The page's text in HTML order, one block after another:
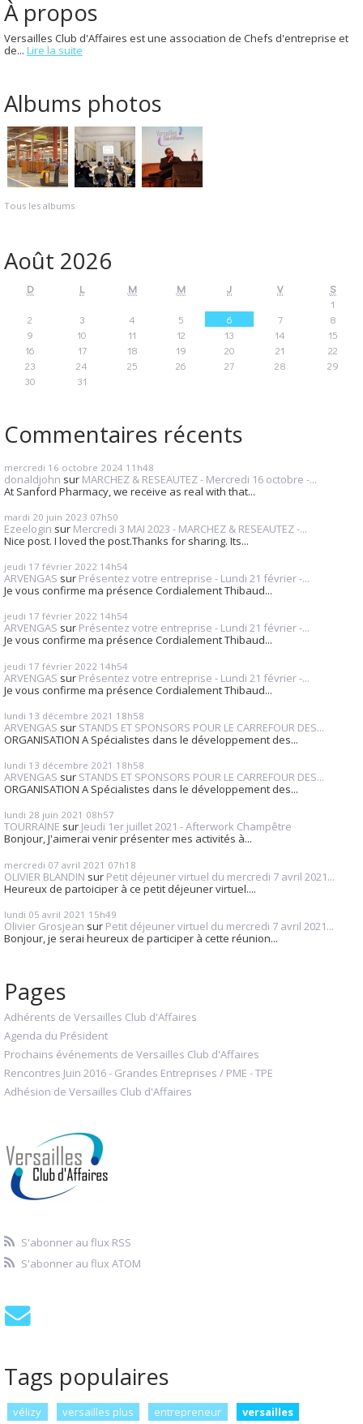
À propos
Versailles Club d'Affaires est une association de Chefs d'entreprise et
de... Lire la suite
Albums photos
Tous les albums
Août 2026
D L M M J V
S
1
2
3 4 5 6 7
8
9
10 11 12 13 14
15
16
17 18 19 20 21
22
23
24 25 26 27 28
29
30
31
Commentaires récents
mercredi 16 octobre 2024 11h48
donaldjohn sur MARCHEZ & RESEAUTEZ - Mercredi 16 octobre -...
At Sanford Pharmacy, we receive as real with that...
mardi 20 juin 2023 07h50
Ezeelogin sur Mercredi 3 MAI 2023 - MARCHEZ & RESEAUTEZ -...
Nice post. I loved the post.Thanks for sharing. Its...
jeudi 17 février 2022 14h54
ARVENGAS sur Présentez votre entreprise - Lundi 21 février -...
Je vous confirme ma présence Cordialement Thibaud...
jeudi 17 février 2022 14h54
ARVENGAS sur Présentez votre entreprise - Lundi 21 février -...
Je vous confirme ma présence Cordialement Thibaud...
jeudi 17 février 2022 14h54
ARVENGAS sur Présentez votre entreprise - Lundi 21 février -...
Je vous confirme ma présence Cordialement Thibaud...
lundi 13 décembre 2021 18h58
ARVENGAS sur STANDS ET SPONSORS POUR LE CARREFOUR DES...
ORGANISATION A Spécialistes dans le développement des...
lundi 13 décembre 2021 18h58
ARVENGAS sur STANDS ET SPONSORS POUR LE CARREFOUR DES...
ORGANISATION A Spécialistes dans le développement des...
lundi 28 juin 2021 08h57
TOURRAINE sur Jeudi 1er juillet 2021 - Afterwork Champêtre
Bonjour, J'aimerai venir présenter mes activités à...
mercredi 07 avril 2021 07h18
OLIVIER BLANDIN sur Petit déjeuner virtuel du mercredi 7 avril 2021...
Heureux de partoiciper à ce petit déjeuner virtuel....
lundi 05 avril 2021 15h49
Olivier Grosjean sur Petit déjeuner virtuel du mercredi 7 avril 2021...
Bonjour, je serai heureux de participer à cette réunion...
Pages
Adhérents de Versailles Club d'Affaires
Agenda du Président
Prochains événements de Versailles Club d'Affaires
Rencontres Juin 2016 - Grandes Entreprises / PME - TPE
Adhésion de Versailles Club d'Affaires
S'abonner au flux RSS
S'abonner au flux ATOM
Tags populaires
vélizy versailles plus entrepreneur versailles